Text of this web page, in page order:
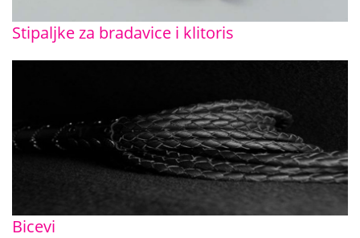
Stipaljke za bradavice i klitoris
Bicevi